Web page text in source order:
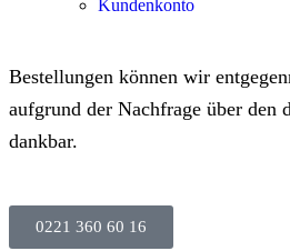
Kundenkonto
Bestellungen können wir
aufgrund der Nachfrage über den
dankbar.
0221 360 60 16